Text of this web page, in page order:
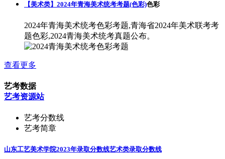
【美术类】2024年青海美术统考考题(色彩)色彩
2024年青海美术统考色彩考题,青海省2024年美术联考考
题色彩,2024青海美术统考真题公布。
查看更多
艺考数据
艺考资源站
艺考分数线
艺考简章
山东工艺美术学院2023年录取分数线艺术类录取分数线